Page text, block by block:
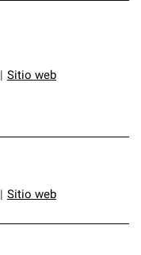
Sitio web
Sitio web